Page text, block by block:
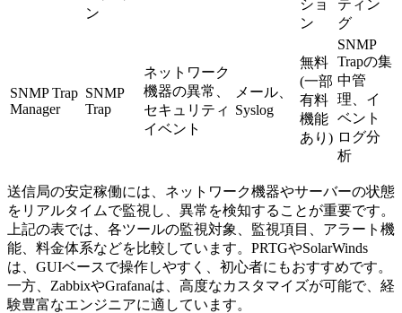
ン
ショ
ン
ティン
グ
SNMP Trap
Manager
SNMP
Trap
ネットワーク
機器の異常、
セキュリティ
イベント
メール、
Syslog
無料
(一部
有料
機能
あり)
SNMP
Trapの集
中管
理、イ
ベント
ログ分
析
送信局の安定稼働には、ネットワーク機器やサーバーの状態
をリアルタイムで監視し、異常を検知することが重要です。
上記の表では、各ツールの監視対象、監視項目、アラート機
能、料金体系などを比較しています。PRTGやSolarWinds
は、GUIベースで操作しやすく、初心者にもおすすめです。
一方、ZabbixやGrafanaは、高度なカスタマイズが可能で、経
験豊富なエンジニアに適しています。